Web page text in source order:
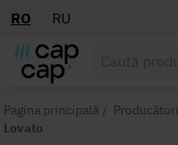
RO RU
Pagina principală / Producători
Lovato